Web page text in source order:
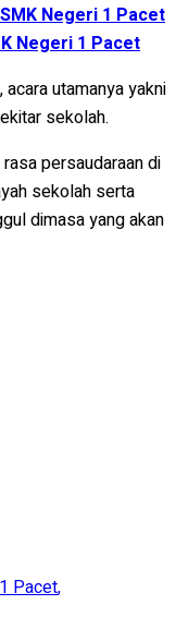
Negeri 1 Pacet
Negeri 1 Pacet
utamanya yakni
sekolah.
persaudaraan di
sekolah serta
dimasa yang akan
Pacet,